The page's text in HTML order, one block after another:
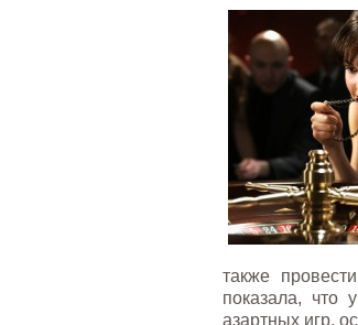
также
показала, что
азартных игр,